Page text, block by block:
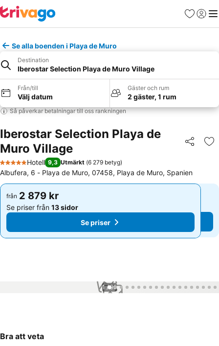
Favoriter
Logga
Se alla boenden i Playa de Muro
Destination
Iberostar Selection Playa de Muro Village
Från/till
Välj datum
Gäster och rum
2 gäster, 1 rum
Så påverkar betalningar till oss rankningen
Iberostar Selection Playa de
Muro Village
Dela
5 Stjärnor
Hotell 9,3 Utmärkt (6 279 betyg)
Albufera, 6 - Playa de Muro, 07458, Playa de Muro, Spanien
från 2 879 kr
Se priser från 13 sidor
Se priser
från 2 879 kr
Se priser från 13 sidor
Se priser
1 / 99
Bra att veta